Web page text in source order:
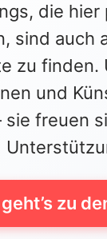
die
sind auch
zu
und
sie freuen
zu